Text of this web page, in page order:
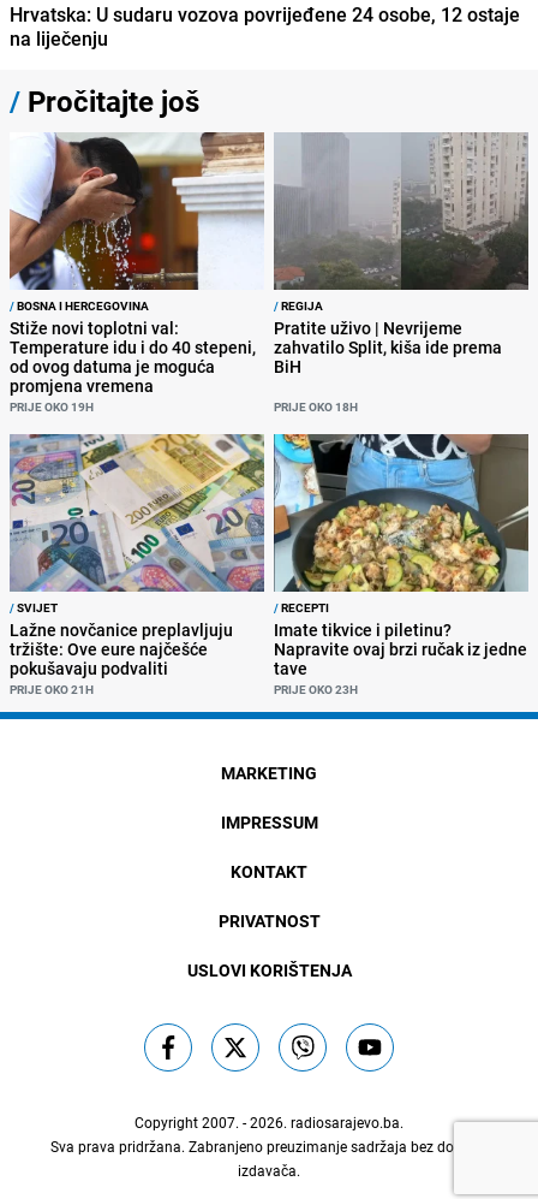
Hrvatska: U sudaru vozova povrijeđene 24 osobe, 12 ostaje
na liječenju
/ Pročitajte još
/BOSNA I HERCEGOVINA
Stiže novi toplotni val:
Temperature idu i do 40 stepeni,
od ovog datuma je moguća
promjena vremena
PRIJE OKO 19H
/REGIJA
Pratite uživo | Nevrijeme
zahvatilo Split, kiša ide prema
BiH
PRIJE OKO 18H
/SVIJET
Lažne novčanice preplavljuju
tržište: Ove eure najčešće
pokušavaju podvaliti
PRIJE OKO 21H
/RECEPTI
Imate tikvice i piletinu?
Napravite ovaj brzi ručak iz jedne
tave
PRIJE OKO 23H
MARKETING
IMPRESSUM
KONTAKT
PRIVATNOST
USLOVI KORIŠTENJA
Copyright 2007. - 2026. radiosarajevo.ba.
Sva prava pridržana. Zabranjeno preuzimanje sadržaja bez dozvole
izdavača.